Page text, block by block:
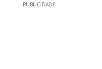
PUBLICIDADE